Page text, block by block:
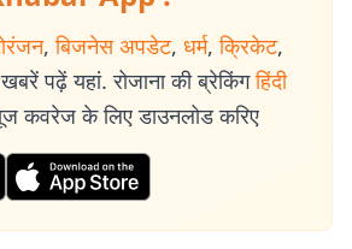
, बिजनेस अपडेट, धर्म, क्रिकेट,
पढ़ें यहां. रोजाना की ब्रेकिंग हिंदी
कवरेज के लिए डाउनलोड करिए